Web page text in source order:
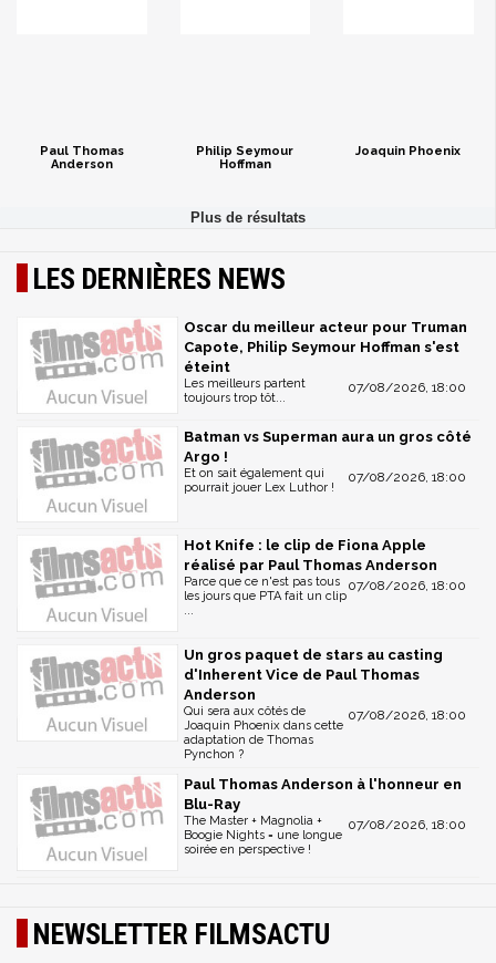
Paul Thomas
Anderson
Philip Seymour
Hoffman
Joaquin Phoenix
LES DERNIÈRES NEWS
Oscar du meilleur acteur pour Truman
Capote, Philip Seymour Hoffman s'est
éteint
07/08/2026, 18:00
Les meilleurs partent
toujours trop tôt...
Batman vs Superman aura un gros côté
Argo !
07/08/2026, 18:00
Et on sait également qui
pourrait jouer Lex Luthor !
Hot Knife : le clip de Fiona Apple
réalisé par Paul Thomas Anderson
07/08/2026, 18:00
Parce que ce n'est pas tous
les jours que PTA fait un clip
...
Un gros paquet de stars au casting
d'Inherent Vice de Paul Thomas
Anderson
07/08/2026, 18:00
Qui sera aux côtés de
Joaquin Phoenix dans cette
adaptation de Thomas
Pynchon ?
Paul Thomas Anderson à l'honneur en
Blu-Ray
07/08/2026, 18:00
The Master + Magnolia +
Boogie Nights = une longue
soirée en perspective !
NEWSLETTER FILMSACTU